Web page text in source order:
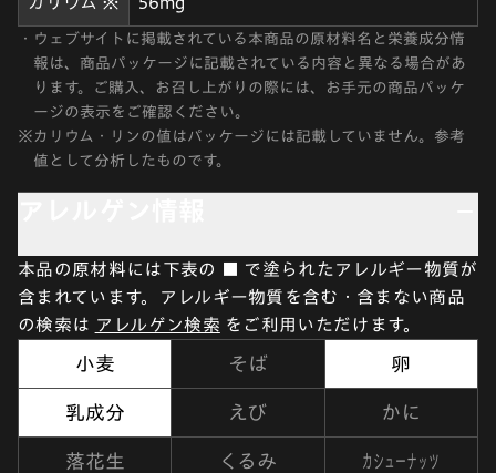
・ ウェブサイトに掲載されている本商品の原材料名と栄養成分情
報は、商品パッケージに記載されている内容と異なる場合があ
ります。ご購入、お召し上がりの際には、お手元の商品パッケ
ージの表示をご確認ください。
※ カリウム・リンの値はパッケージには記載していません。参考
値として分析したものです。
本品の原材料には下表の ■ で塗られたアレルギー物質が
含まれています。アレルギー物質を含む・含まない商品
の検索は アレルゲン検索 をご利用いただけます。
小麦 そば 卵
乳成分 えび かに
落花生 くるみ カシューナッツ